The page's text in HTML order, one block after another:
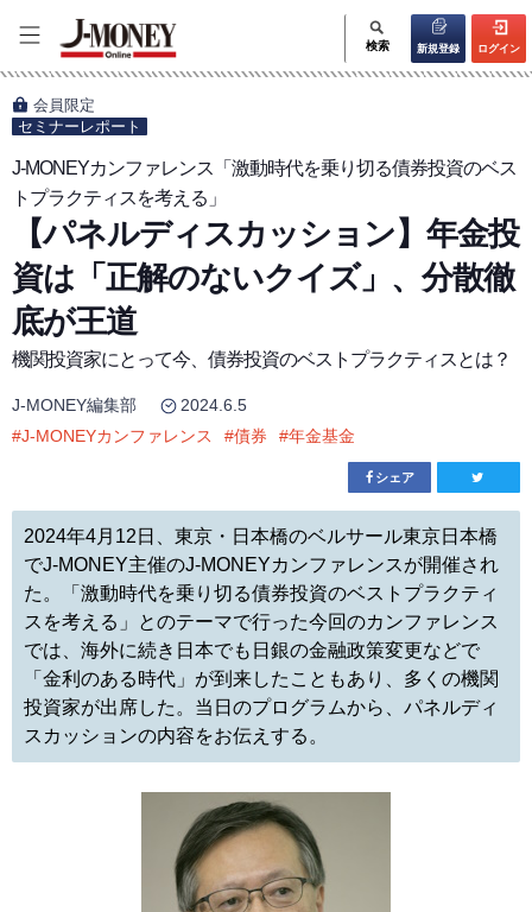
検索 新規登録 ログイン
会員限定
セミナーレポート
J-MONEYカンファレンス「激動時代を乗り切る債券投資のベス
トプラクティスを考える」
【パネルディスカッション】年金投
資は「正解のないクイズ」、分散徹
底が王道
機関投資家にとって今、債券投資のベストプラクティスとは？
J-MONEY編集部
2024.6.5
#J-MONEYカンファレンス #債券 #年金基金
シェア
2024年4月12日、東京・日本橋のベルサール東京日本橋
でJ-MONEY主催のJ-MONEYカンファレンスが開催され
た。「激動時代を乗り切る債券投資のベストプラクティ
スを考える」とのテーマで行った今回のカンファレンス
では、海外に続き日本でも日銀の金融政策変更などで
「金利のある時代」が到来したこともあり、多くの機関
投資家が出席した。当日のプログラムから、パネルディ
スカッションの内容をお伝えする。